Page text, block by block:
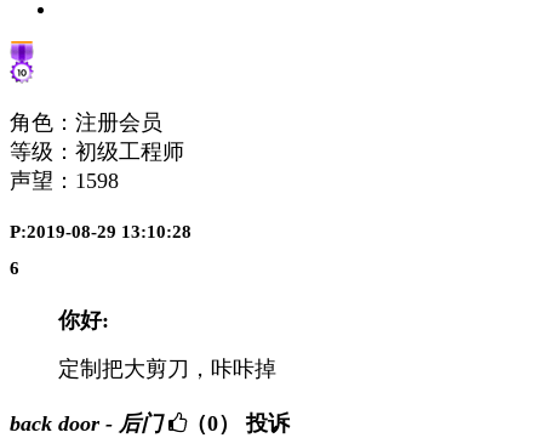
角色：注册会员
等级：初级工程师
声望： 1598
P:2019-08-29 13:10:28
6
你好:
定制把大剪刀，咔咔掉
back door - 后门 （0） 投诉